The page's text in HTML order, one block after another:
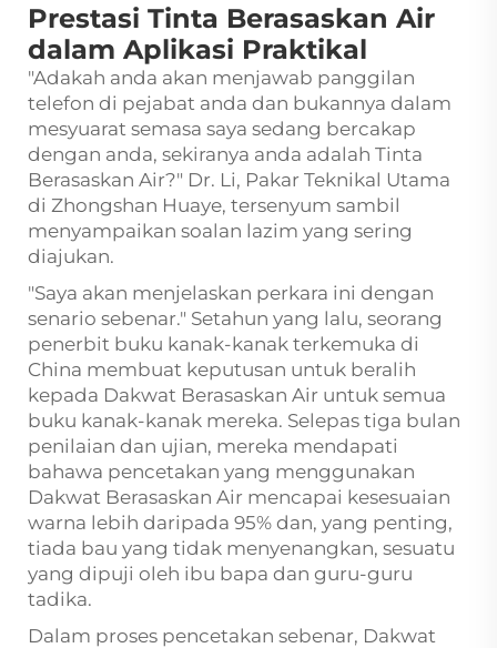
Prestasi Tinta Berasaskan Air
dalam Aplikasi Praktikal
"Adakah anda akan menjawab panggilan
telefon di pejabat anda dan bukannya dalam
mesyuarat semasa saya sedang bercakap
dengan anda, sekiranya anda adalah Tinta
Berasaskan Air?" Dr. Li, Pakar Teknikal Utama
di Zhongshan Huaye, tersenyum sambil
menyampaikan soalan lazim yang sering
diajukan.
"Saya akan menjelaskan perkara ini dengan
senario sebenar." Setahun yang lalu, seorang
penerbit buku kanak-kanak terkemuka di
China membuat keputusan untuk beralih
kepada Dakwat Berasaskan Air untuk semua
buku kanak-kanak mereka. Selepas tiga bulan
penilaian dan ujian, mereka mendapati
bahawa pencetakan yang menggunakan
Dakwat Berasaskan Air mencapai kesesuaian
warna lebih daripada 95% dan, yang penting,
tiada bau yang tidak menyenangkan, sesuatu
yang dipuji oleh ibu bapa dan guru-guru
tadika.
Dalam proses pencetakan sebenar, Dakwat